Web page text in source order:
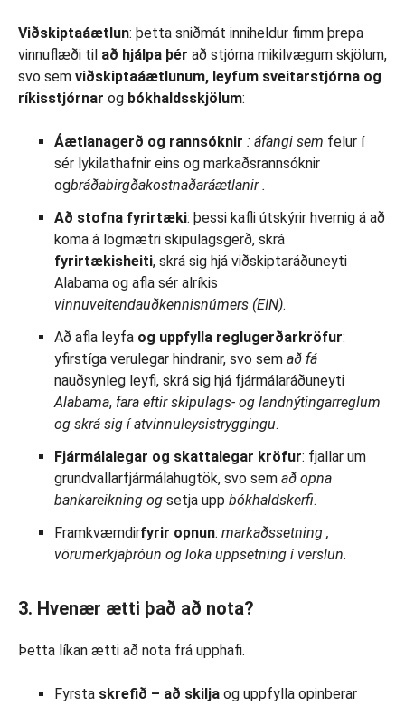
Viðskiptaáætlun: þetta sniðmát inniheldur fimm þrepa
vinnuflæði til að hjálpa þér að stjórna mikilvægum skjölum,
svo sem viðskiptaáætlunum, leyfum sveitarstjórna og
ríkisstjórnar og bókhaldsskjölum:
Áætlanagerð og rannsóknir : áfangi sem felur í
sér lykilathafnir eins og markaðsrannsóknir
ogbráðabirgðakostnaðaráætlanir .
Að stofna fyrirtæki: þessi kafli útskýrir hvernig á að
koma á lögmætri skipulagsgerð, skrá
fyrirtækisheiti, skrá sig hjá viðskiptaráðuneyti
Alabama og afla sér alríkis
vinnuveitendauðkennisnúmers (EIN).
Að afla leyfa og uppfylla reglugerðarkröfur:
yfirstíga verulegar hindranir, svo sem að fá
nauðsynleg leyfi, skrá sig hjá fjármálaráðuneyti
Alabama, fara eftir skipulags- og landnýtingarreglum
og skrá sig í atvinnuleysistryggingu.
Fjármálalegar og skattalegar kröfur: fjallar um
grundvallarfjármálahugtök, svo sem að opna
bankareikning og setja upp bókhaldskerfi.
Framkvæmdirfyrir opnun: markaðssetning ,
vörumerkjaþróun og loka uppsetning í verslun.
3. Hvenær ætti það að nota?
Þetta líkan ætti að nota frá upphafi.
Fyrsta skrefið – að skilja og uppfylla opinberar